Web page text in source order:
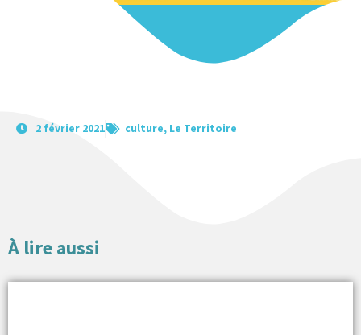
2 février 2021 culture, Le Territoire
À lire aussi